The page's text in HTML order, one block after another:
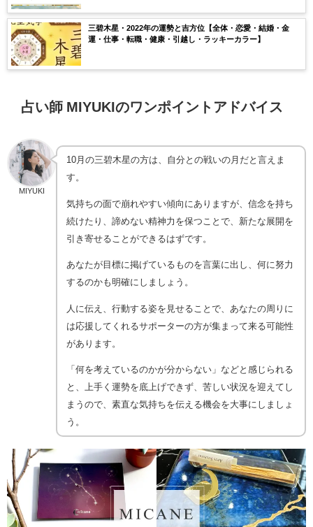
三碧木星・2022年の運勢と吉方位【全体・恋愛・結婚・金
運・仕事・転職・健康・引越し・ラッキーカラー】
占い師 MIYUKIのワンポイントアドバイス
MIYUKI
10月の三碧木星の方は、自分との戦いの月だと言えま
す。
気持ちの面で崩れやすい傾向にありますが、信念を持ち
続けたり、諦めない精神力を保つことで、新たな展開を
引き寄せることができるはずです。
あなたが目標に掲げているものを言葉に出し、何に努力
するのかも明確にしましょう。
人に伝え、行動する姿を見せることで、あなたの周りに
は応援してくれるサポーターの方が集まって来る可能性
があります。
「何を考えているのかが分からない」などと感じられる
と、上手く運勢を底上げできず、苦しい状況を迎えてし
まうので、素直な気持ちを伝える機会を大事にしましょ
う。